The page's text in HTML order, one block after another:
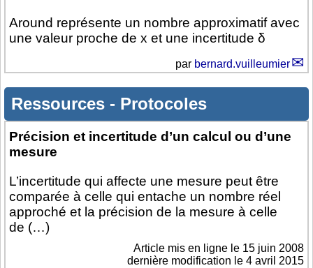
Around représente un nombre approximatif avec
une valeur proche de x et une incertitude δ
par bernard.vuilleumier
Ressources - Protocoles
Précision et incertitude d’un calcul ou d’une
mesure
L’incertitude qui affecte une mesure peut être
comparée à celle qui entache un nombre réel
approché et la précision de la mesure à celle
de (…)
Article mis en ligne le 15 juin 2008
dernière modification le 4 avril 2015